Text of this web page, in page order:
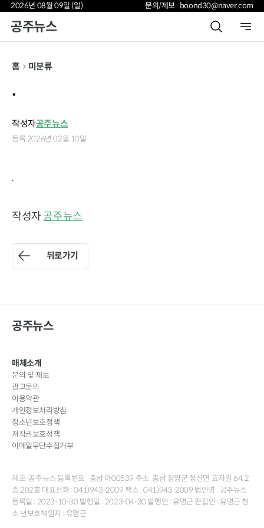
2026년 08월 09일 (일) 문의/제보 boond30@naver.com
공주뉴스
홈 미분류
.
작성자공주뉴스
등록 2026년 02월 10일
.
작성자 공주뉴스
뒤로가기
공주뉴스
매체소개
문의 및 제보
광고문의
이용약관
개인정보처리방침
청소년보호정책
저작권보호정책
이메일무단수집거부
제호: 공주뉴스 등록번호 : 충남 아00539 주소: 충남 청양군 청산면 효자길 64, 2
층 202호 대표전화 : 041)943-2009 팩스 : 041)943-2009 법인명 : 공주뉴스
등록일 : 2023-10-30 발행일 : 2023-04-30 발행인 : 유명근 편집인 : 유명근 청
소 년보호책임자 : 유명근